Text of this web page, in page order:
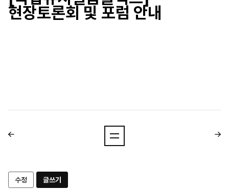
현장토론회 및 포럼 안내
수정 글쓰기